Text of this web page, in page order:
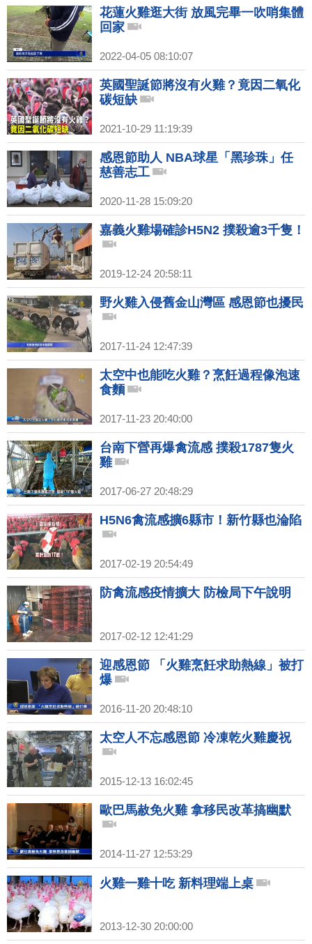
花蓮火雞逛大街 放風完畢一吹哨集體
回家
2022-04-05 08:10:07
英國聖誕節將沒有火雞？竟因二氧化
碳短缺
2021-10-29 11:19:39
感恩節助人 NBA球星「黑珍珠」任
慈善志工
2020-11-28 15:09:20
嘉義火雞場確診H5N2 撲殺逾3千隻！
2019-12-24 20:58:11
野火雞入侵舊金山灣區 感恩節也擾民
2017-11-24 12:47:39
太空中也能吃火雞？烹飪過程像泡速
食麵
2017-11-23 20:40:00
台南下營再爆禽流感 撲殺1787隻火
雞
2017-06-27 20:48:29
H5N6禽流感擴6縣市！新竹縣也淪陷
2017-02-19 20:54:49
防禽流感疫情擴大 防檢局下午說明
2017-02-12 12:41:29
迎感恩節 「火雞烹飪求助熱線」被打
爆
2016-11-20 20:48:10
太空人不忘感恩節 冷凍乾火雞慶祝
2015-12-13 16:02:45
歐巴馬赦免火雞 拿移民改革搞幽默
2014-11-27 12:53:29
火雞一雞十吃 新料理端上桌
2013-12-30 20:00:00